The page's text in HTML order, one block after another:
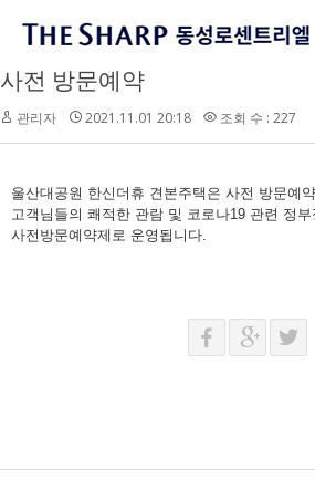
사전 방문예약
관리자 2021.11.01 20:18 조회 수 : 227
울산대공원 한신더휴 견본주택은 사전 방문예
고객님들의 쾌적한 관람 및 코로나19 관련 정
사전방문예약제로 운영됩니다.